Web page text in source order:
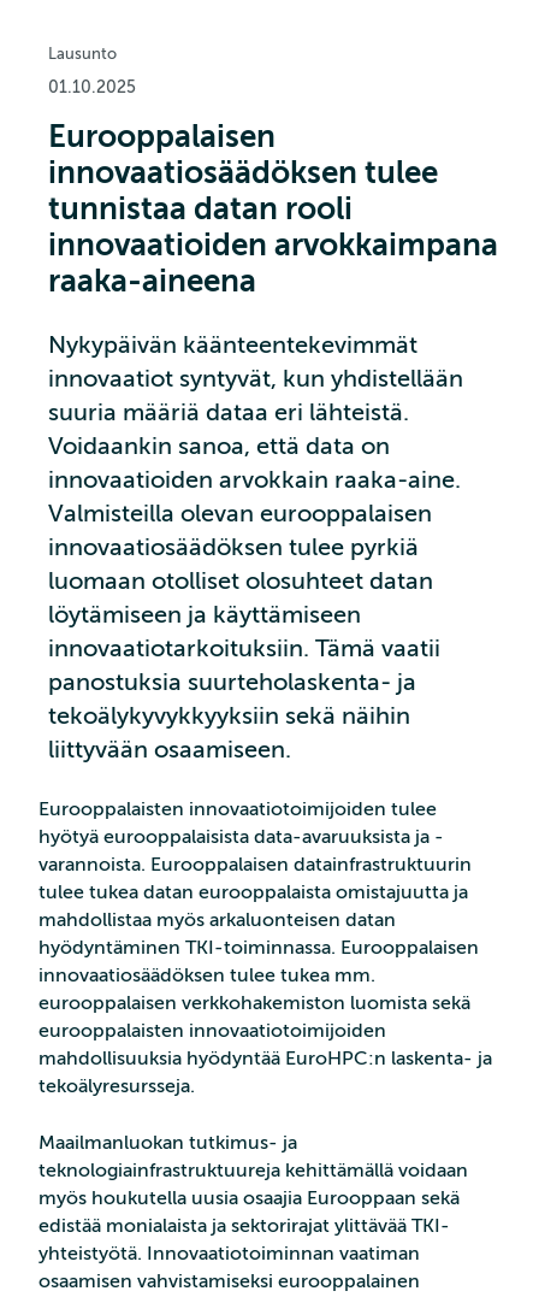
Lausunto
01.10.2025
Eurooppalaisen
innovaatiosäädöksen tulee
tunnistaa datan rooli
innovaatioiden arvokkaimpana
raaka-aineena
Nykypäivän käänteentekevimmät
innovaatiot syntyvät, kun yhdistellään
suuria määriä dataa eri lähteistä.
Voidaankin sanoa, että data on
innovaatioiden arvokkain raaka-aine.
Valmisteilla olevan eurooppalaisen
innovaatiosäädöksen tulee pyrkiä
luomaan otolliset olosuhteet datan
löytämiseen ja käyttämiseen
innovaatiotarkoituksiin. Tämä vaatii
panostuksia suurteholaskenta- ja
tekoälykyvykkyyksiin sekä näihin
liittyvään osaamiseen.
Eurooppalaisten innovaatiotoimijoiden tulee
hyötyä eurooppalaisista data-avaruuksista ja -
varannoista. Eurooppalaisen datainfrastruktuurin
tulee tukea datan eurooppalaista omistajuutta ja
mahdollistaa myös arkaluonteisen datan
hyödyntäminen TKI-toiminnassa. Eurooppalaisen
innovaatiosäädöksen tulee tukea mm.
eurooppalaisen verkkohakemiston luomista sekä
eurooppalaisten innovaatiotoimijoiden
mahdollisuuksia hyödyntää EuroHPC:n laskenta- ja
tekoälyresursseja.
Maailmanluokan tutkimus- ja
teknologiainfrastruktuureja kehittämällä voidaan
myös houkutella uusia osaajia Eurooppaan sekä
edistää monialaista ja sektorirajat ylittävää TKI-
yhteistyötä. Innovaatiotoiminnan vaatiman
osaamisen vahvistamiseksi eurooppalainen